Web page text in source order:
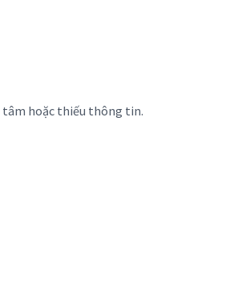
tâm hoặc thiếu thông tin.